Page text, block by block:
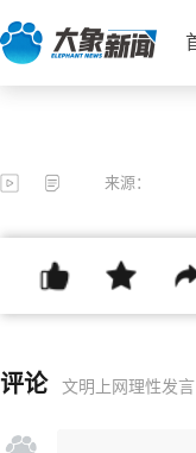
来源：
评论 文明上网理性发